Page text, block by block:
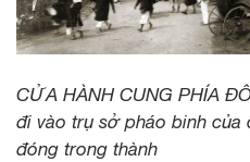
CỬA HÀNH CUNG PHÍA
đi vào trụ sở pháo binh của
đóng trong thành